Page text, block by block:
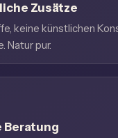
Zusätze
keine künstlichen
Natur pur.
Beratung